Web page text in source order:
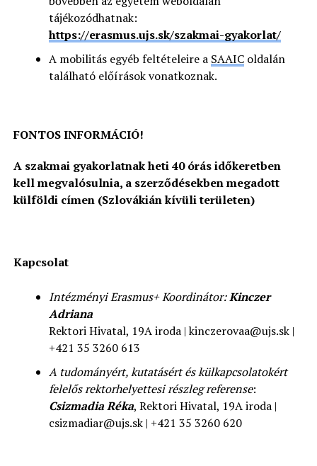
tájékozódhatnak:
https://erasmus.ujs.sk/szakmai-gyakorlat/
A mobilitás egyéb feltételeire a SAAIColdalán
található előírások vonatkoznak.
FONTOS INFORMÁCIÓ!
A szakmai gyakorlatnak heti 40 órás időkeretben
kell megvalósulnia, a szerződésekben megadott
külföldi címen (Szlovákián kívüli területen)
Kapcsolat
Intézményi Erasmus+ Koordinátor:Kinczer
Adriana
Rektori Hivatal, 19A iroda | kinczerovaa@ujs.sk |
+421 35 3260 613
A tudományért, kutatásért és külkapcsolatokért
felelős rektorhelyettesi részleg referense:
Csizmadia Réka, Rektori Hivatal, 19A iroda |
csizmadiar@ujs.sk | +421 35 3260 620